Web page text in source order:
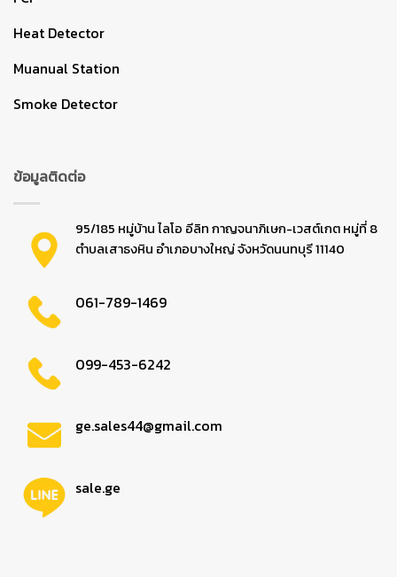
Heat Detector
Muanual Station
Smoke Detector
ข้อมูลติดต่อ
95/185 หมู่บ้าน ไลโอ อีลิท กาญจนาภิเษก-เวสต์เกต หมู่ที่ 8
ตำบลเสาธงหิน อำเภอบางใหญ่ จังหวัดนนทบุรี 11140
061-789-1469
099-453-6242
ge.sales44@gmail.com
sale.ge